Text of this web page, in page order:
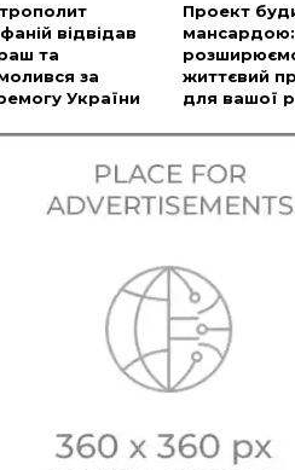
відвідав
та
за
України
Проект
мансардою:
життєвий
для вашої